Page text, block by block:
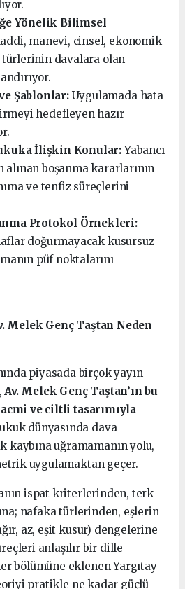
Yönelik Bilimsel
manevi, cinsel, ekonomik
türlerinin davalara olan
Şablonlar:Uygulamada hata
hedefleyen hazır
İlişkin Konular:Yabancı
boşanma kararlarının
ve tenfiz süreçlerini
Protokol Örnekleri:
doğurmayacak kusursuz
püf noktalarını
Melek Genç Taştan Neden
piyasada birçok yayın
Av. Melek Genç Taştan’ın bu
ve ciltli tasarımıyla
dünyasında dava
kaybına uğramamanın yolu,
uygulamaktan geçer.
ispat kriterlerinden, terk
nafaka türlerinden, eşlerin
az, eşit kusur) dengelerine
anlaşılır bir dille
bölümüne eklenen Yargıtay
pratikle ne kadar güçlü